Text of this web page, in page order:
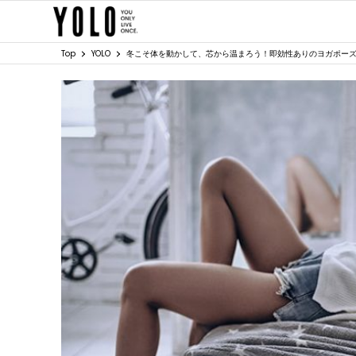
Top YOLO 冬こそ体を動かして、芯から温まろう！即効性ありのヨガポー